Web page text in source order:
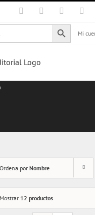
Facebook Instagram
Botón de búsqueda
Mi
Ordena por Nombre
Mostrar 12 productos